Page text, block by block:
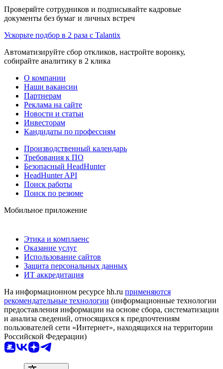
Проверяйте сотрудников и подписывайте кадровые
документы без бумаг и личных встреч
Ускорьте подбор в 2 раза с Talantix
Автоматизируйте сбор откликов, настройте воронку,
собирайте аналитику в 2 клика
О компании
Наши вакансии
Партнерам
Реклама на сайте
Новости и статьи
Инвесторам
Кандидаты по профессиям
Производственный календарь
Требования к ПО
Безопасный HeadHunter
HeadHunter API
Поиск работы
Поиск по резюме
Мобильное приложение
Этика и комплаенс
Оказание услуг
Использование сайтов
Защита персональных данных
ИТ аккредитация
На информационном ресурсе hh.ru применяются
рекомендательные технологии (информационные технологии
предоставления информации на основе сбора, систематизации
и анализа сведений, относящихся к предпочтениям
пользователей сети «Интернет», находящихся на территории
Российской Федерации)